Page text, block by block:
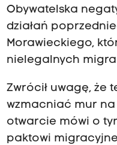
Obywatelska
działań
Morawieckiego,
nielegalnych
Zwrócił uwagę, że
wzmacniać mur
otwarcie mówi o
paktowi